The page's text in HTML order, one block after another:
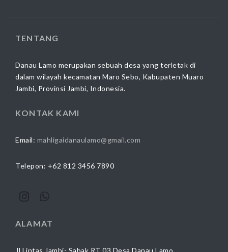
TENTANG
Danau Lamo merupakan sebuah desa yang terletak di
dalam wilayah kecamatan Maro Sebo, Kabupaten Muaro
Jambi, Provinsi Jambi, Indonesia.
KONTAK KAMI
Email: mahligaidanaulamo@gmail.com
Telepon: +62 812 3456 7890
ALAMAT
Jl.Lintas Jambi- Sabak RT 03 Desa Danau Lamo